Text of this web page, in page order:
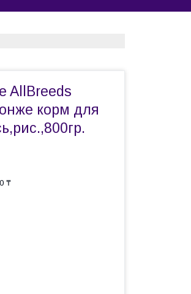
AllBreeds
корм для
₸